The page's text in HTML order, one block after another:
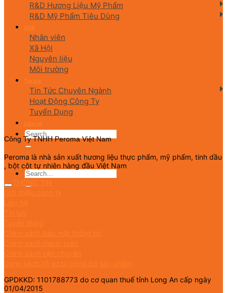
R&D Hương Liệu Mỹ Phẩm
R&D Mỹ Phẩm Tiêu Dùng
Nhân viên
Xã Hội
Nguyên liệu
Môi trường
Tin Tức Chuyên Ngành
Hoạt Động Công Ty
Tuyển Dụng
English
Công Ty TNHH Peroma Việt Nam
Peroma là nhà sản xuất hương liệu thực phẩm, mỹ phẩm, tinh dầu
, bột cột tự nhiên hàng đầu Việt Nam
GPDKKD: 1101788773 do cơ quan thuế tỉnh Long An cấp ngày
01/04/2015